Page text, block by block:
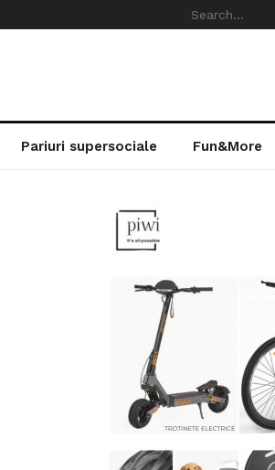
Pariuri supersociale Fun&More